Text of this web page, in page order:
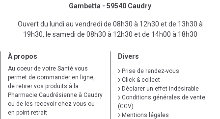
Gambetta - 59540 Caudry
Ouvert du lundi au vendredi de 08h30 à 12h30 et de 13h30 à
19h30, le samedi de 08h30 à 12h30 et de 14h00 à 18h30
À propos
Au coeur de votre Santé vous
permet de commander en ligne,
de retirer vos produits à la
Pharmacie Caudrésienne à Caudry
ou de les recevoir chez vous ou
en point retrait
Divers
Prise de rendez-vous
Click & collect
Déclarer un effet indésirable
Conditions générales de vente
(CGV)
Mentions légales